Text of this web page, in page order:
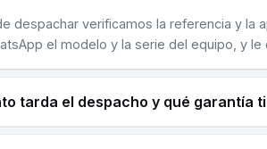
despachar verificamos la referencia y la
el modelo y la serie del equipo, y
tarda el despacho y qué garantía